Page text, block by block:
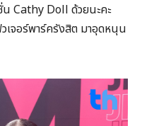
น Cathy Doll ด้วยนะคะ
เจอร์พาร์ครังสิต มาอุดหนุน